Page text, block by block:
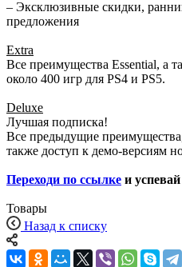
– Эксклюзивные скидки,
предложения
Extra
Все преимущества Essential, а
около 400 игр для PS4 и PS5.
Deluxe
Лучшая подписка!
Все предыдущие
также доступ к демо-версиям
Переходи по ссылке и
Товары
Назад к списку